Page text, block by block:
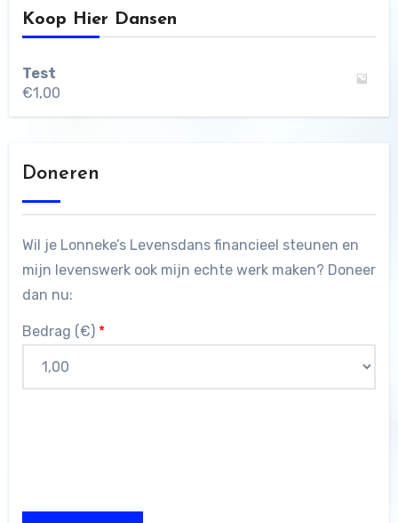
Koop Hier Dansen
Test
€1,00
Doneren
Wil je Lonneke’s Levensdans financieel steunen en
mijn levenswerk ook mijn echte werk maken? Doneer
dan nu:
Bedrag (€) *